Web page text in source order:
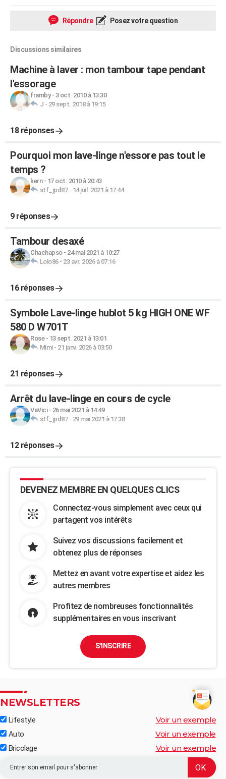
Répondre Posez votre question
Discussions similaires
Machine à laver : mon tambour tape pendant
l'essorage
framby- 3 oct. 2010 à 13:30
J - 29 sept. 2018 à 19:15
18 réponses
Pourquoi mon lave-linge n'essore pas tout le
temps ?
kern- 17 oct. 2010 à 20:43
stf_jpd87- 14 juil. 2021 à 17:44
9 réponses
Tambour desaxé
Chachapso- 24 mai 2021 à 10:27
Lolo86- 23 avr. 2026 à 07:16
16 réponses
Symbole Lave-linge hublot 5 kg HIGH ONE WF
580 D W701T
Rose- 13 sept. 2021 à 13:01
Mimi- 21 janv. 2026 à 03:50
21 réponses
Arrêt du lave-linge en cours de cycle
VaVici- 26 mai 2021 à 14:49
stf_jpd87- 29 mai 2021 à 17:38
12 réponses
DEVENEZ MEMBRE EN QUELQUES CLICS
Connectez-vous simplement avec ceux qui
partagent vos intérêts
Suivez vos discussions facilement et
obtenez plus de réponses
Mettez en avant votre expertise et aidez les
autres membres
Profitez de nombreuses fonctionnalités
supplémentaires en vous inscrivant
S'INSCRIRE
NEWSLETTERS
Lifestyle Voir un exemple
Auto Voir un exemple
Bricolage Voir un exemple